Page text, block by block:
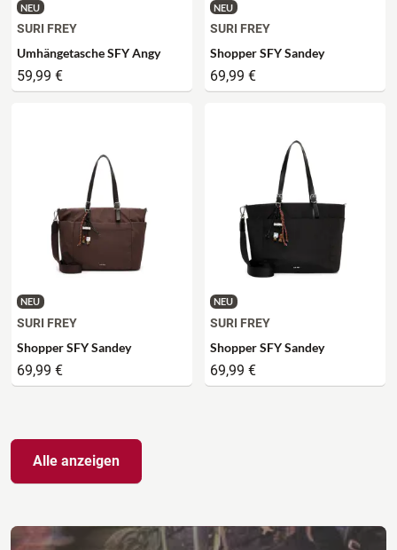
NEU
SURI FREY
Umhängetasche SFY Angy
59,99 €
NEU
SURI FREY
Shopper SFY Sandey
69,99 €
NEU
SURI FREY
Shopper SFY Sandey
69,99 €
NEU
SURI FREY
Shopper SFY Sandey
69,99 €
Alle anzeigen